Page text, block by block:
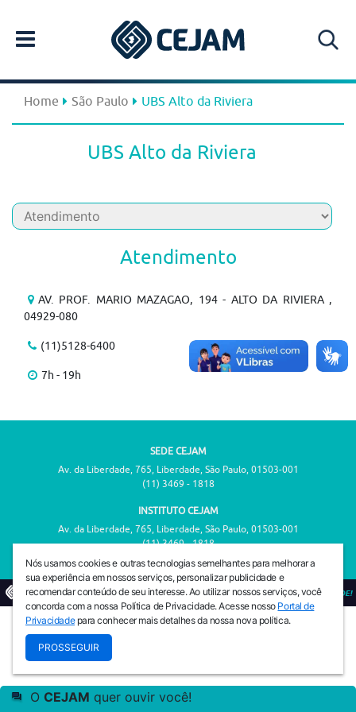
Home São Paulo UBS Alto da Riviera
UBS Alto da Riviera
Atendimento
AV. PROF. MARIO MAZAGAO, 194 - ALTO DA RIVIERA ,
04929-080
(11)5128-6400
7h - 19h
SEDE CEJAM
Av. da Liberdade, 765, Liberdade, São Paulo, 01503-001
(11) 3469 - 1818
INSTITUTO CEJAM
Av. da Liberdade, 765, Liberdade, São Paulo, 01503-001
(11) 3469 - 1818
© 2026 PREVENIR É VIVER COM QUALIDADE!
Nós usamos cookies e outras tecnologias semelhantes para melhorar a
sua experiência em nossos serviços, personalizar publicidade e
recomendar conteúdo de seu interesse. Ao utilizar nossos serviços, você
concorda com a nossa Política de Privacidade. Acesse nosso Portal de
Privacidadepara conhecer mais detalhes da nossa nova política.
PROSSEGUIR
O CEJAM quer ouvir você!